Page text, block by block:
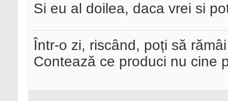
Si eu al doilea, daca vrei si
Într-o zi, riscând, poți să
Contează ce produci nu cine